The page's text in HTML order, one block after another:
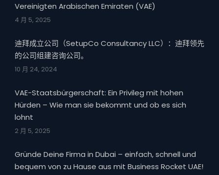
Vereinigten Arabischen Emiraten (VAE)
4 月 5, 2025
迪拜成立公司（SetupCo Consultancy LLC）：迪拜领先
的公司组建咨询公司。
10 月 24, 2024
VAE-Staatsbürgerschaft: Ein Privileg mit hohen
Hürden – Wie man sie bekommt und ob es sich
lohnt
2 月 5, 2025
Gründe Deine Firma in Dubai – einfach, schnell und
bequem von zu Hause aus mit Business Rocket UAE!